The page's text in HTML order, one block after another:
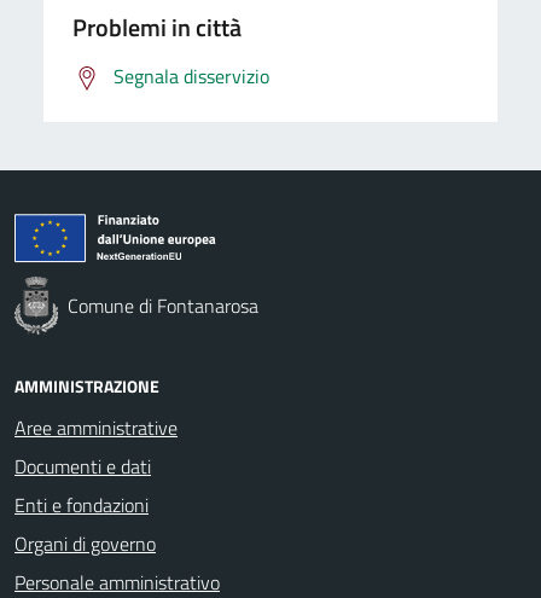
Problemi in città
Segnala disservizio
Comune di Fontanarosa
AMMINISTRAZIONE
Aree amministrative
Documenti e dati
Enti e fondazioni
Organi di governo
Personale amministrativo